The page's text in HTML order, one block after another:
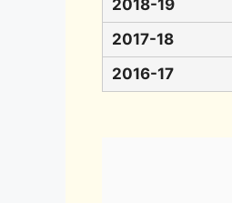
2018-19
2017-18
2016-17